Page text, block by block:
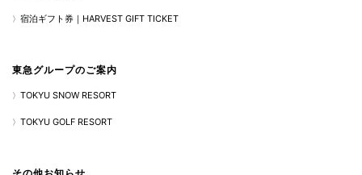
宿泊ギフト券｜HARVEST GIFT TICKET
東急グループのご案内
TOKYU SNOW RESORT
TOKYU GOLF RESORT